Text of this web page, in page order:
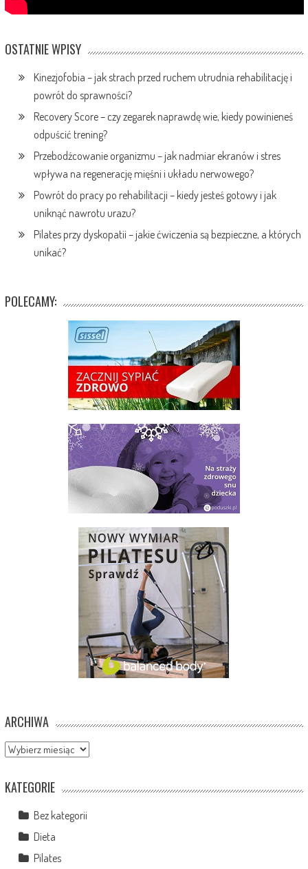
OSTATNIE WPISY
Kinezjofobia – jak strach przed ruchem utrudnia rehabilitację i
powrót do sprawności?
Recovery Score – czy zegarek naprawdę wie, kiedy powinieneś
odpuścić trening?
Przebodźcowanie organizmu – jak nadmiar ekranów i stres
wpływa na regenerację mięśni i układu nerwowego?
Powrót do pracy po rehabilitacji – kiedy jesteś gotowy i jak
uniknąć nawrotu urazu?
Pilates przy dyskopatii – jakie ćwiczenia są bezpieczne, a których
unikać?
POLECAMY:
ARCHIWA
Archiwa
KATEGORIE
Bez kategorii
Dieta
Pilates